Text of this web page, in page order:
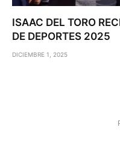
ISAAC DEL TORO
DE DEPORTES 2025
DICIEMBRE 1, 2025